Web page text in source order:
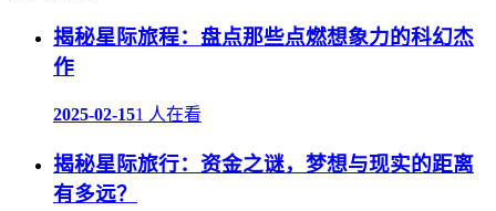
揭秘星际旅程：盘点那些点燃想象力的科幻杰
作
2025-02-151 人在看
揭秘星际旅行：资金之谜，梦想与现实的距离
有多远？